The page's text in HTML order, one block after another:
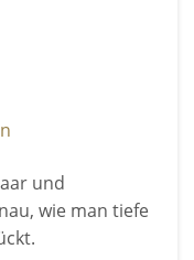
und
wie man tiefe